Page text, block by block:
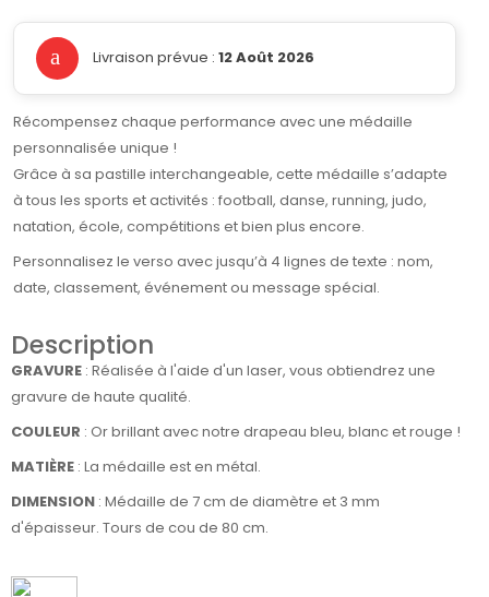
Livraison prévue : 12 Août 2026
Récompensez chaque performance avec une médaille
personnalisée unique !
Grâce à sa pastille interchangeable, cette médaille s’adapte
à tous les sports et activités : football, danse, running, judo,
natation, école, compétitions et bien plus encore.
Personnalisez le verso avec jusqu’à 4 lignes de texte : nom,
date, classement, événement ou message spécial.
Description
GRAVURE : Réalisée à l'aide d'un laser, vous obtiendrez une
gravure de haute qualité.
COULEUR : Or brillant avec notre drapeau bleu, blanc et rouge !
MATIÈRE : La médaille est en métal.
DIMENSION : Médaille de 7 cm de diamètre et 3 mm
d'épaisseur. Tours de cou de 80 cm.